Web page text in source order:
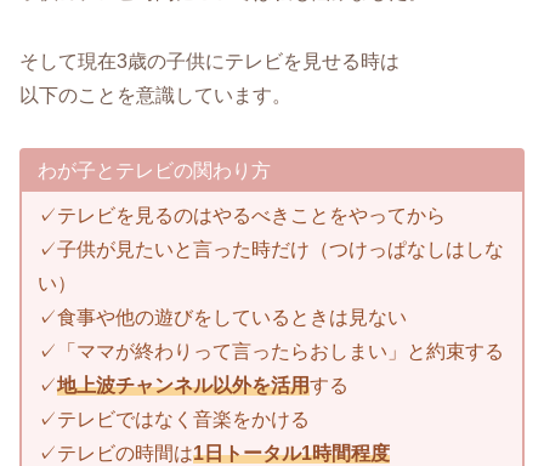
そして現在3歳の子供にテレビを見せる時は
以下のことを意識しています。
わが子とテレビの関わり方
✓テレビを見るのはやるべきことをやってから
✓子供が見たいと言った時だけ（つけっぱなしはしな
い）
✓食事や他の遊びをしているときは見ない
✓「ママが終わりって言ったらおしまい」と約束する
✓地上波チャンネル以外を活用する
✓テレビではなく音楽をかける
✓テレビの時間は1日トータル1時間程度